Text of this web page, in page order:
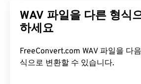
WAV 파일을 다른 형식
하세요
FreeConvert.com WAV 파일을 다음과 같은 다른 형
식으로 변환할 수 있습니다.